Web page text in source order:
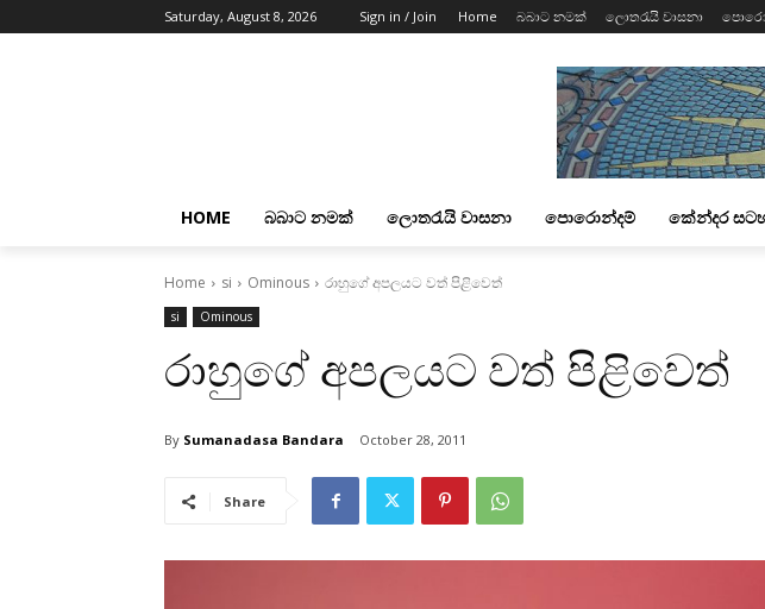
Saturday, August 8, 2026 Sign in / Join Home බබාට නමක් ලොතරැයි වාසනා
HOME බබාට නමක් ලොතරැයි වාසනා පොරොන්දම් කේන්දර
Home si Ominous රාහුගේ අපලයට වත් පිළිවෙත්
si Ominous
රාහුගේ අපලයට වත් පිළිවෙත්
By Sumanadasa Bandara October 28, 2011
Share